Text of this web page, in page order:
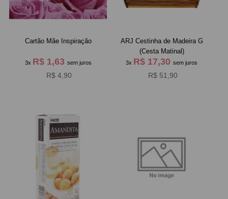
Cartão Mãe Inspiração
3x R$ 1,63 sem juros
R$ 4,90
ARJ Cestinha de Madeira G
(Cesta Matinal)
3x R$ 17,30sem juros
R$ 51,90